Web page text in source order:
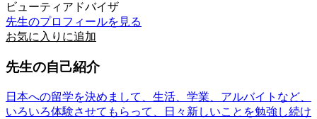
ビューティアドバイザ
先生のプロフィールを見る
お気に入りに追加
先生の自己紹介
日本への留学を決めまして、生活、学業、アルバイトなど、
いろいろ体験させてもらって、日々新しいことを勉強し続け